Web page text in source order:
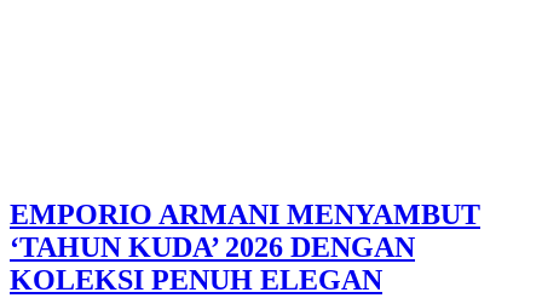
EMPORIO ARMANI MENYAMBUT
‘TAHUN KUDA’ 2026 DENGAN
KOLEKSI PENUH ELEGAN